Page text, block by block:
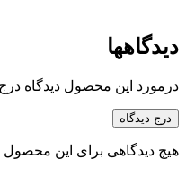
دیدگاهها
درمورد این محصول دیدگاه درج
درج دیدگاه
هیچ دیدگاهی برای این